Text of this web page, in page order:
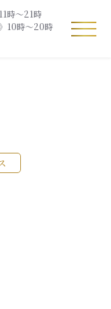
時～21時
10時～20時